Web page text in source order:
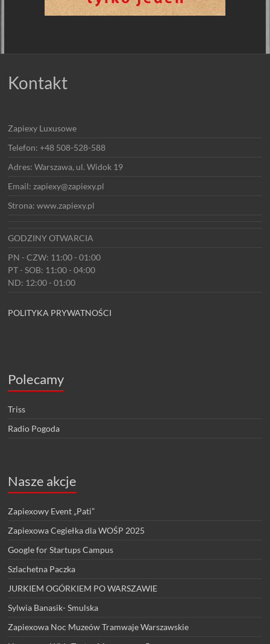
Kontakt
Zapiexy Luxusowe
Telefon: +48 508-528-588
Adres: Warszawa, ul. Widok 19
Email: zapiexy@zapiexy.pl
Strona: www.zapiexy.pl
GODZINY OTWARCIA
PN - CZW: 11:00 - 01:00
PT - SOB: 11:00 - 04:00
ND: 12:00 - 01:00
POLITYKA PRYWATNOŚCI
Polecamy
Triss
Radio Pogoda
Nasze akcje
Zapiexowy Event „Pati”
Zapiexowa Cegiełka dla WOŚP 2025
Google for Startups Campus
Szlachetna Paczka
JURKIEM OGÓRKIEM PO WARSZAWIE
Sylwia Banasik- Smulska
Zapiexowa Noc Muzeów Tramwaje Warszawskie